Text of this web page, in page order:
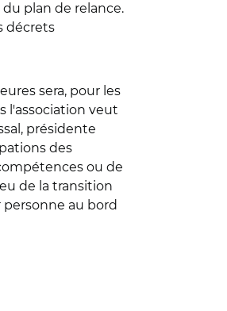
plan de relance.
décrets
sera, pour les
l'association veut
présidente
des
ou de
de la transition
au bord